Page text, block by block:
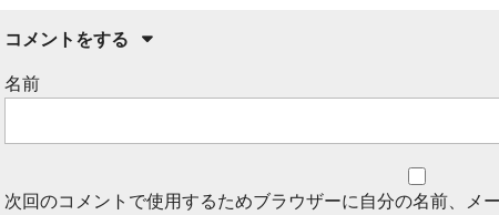
コメントをする
名前
次回のコメントで使用するためブラウザーに自分の名前、メ